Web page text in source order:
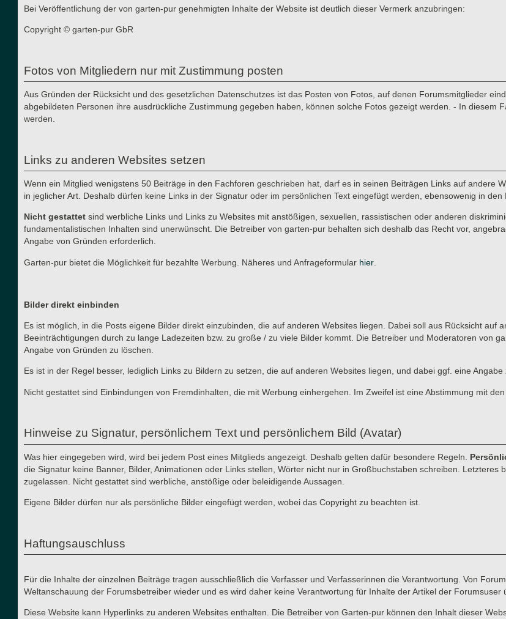
Bei Veröffentlichung der von garten-pur genehmigten Inhalte der Website ist deutlich dieser Vermerk anzubringen:
Copyright © garten-pur GbR
Fotos von Mitgliedern nur mit Zustimmung posten
Aus Gründen der Rücksicht und des gesetzlichen Datenschutzes ist das Posten von Fotos, auf denen Forumsmitglieder
abgebildeten Personen ihre ausdrückliche Zustimmung gegeben haben, können solche Fotos gezeigt werden. - In diesem
werden.
Links zu anderen Websites setzen
Wenn ein Mitglied wenigstens 50 Beiträge in den Fachforen geschrieben hat, darf es in seinen Beiträgen Links auf andere
in jeglicher Art. Deshalb dürfen keine Links in der Signatur oder im persönlichen Text eingefügt werden, ebensowenig in
Nicht gestattet sind werbliche Links und Links zu Websites mit anstößigen, sexuellen, rassistischen oder anderen
fundamentalistischen Inhalten sind unerwünscht. Die Betreiber von garten-pur behalten sich deshalb das Recht vor,
Angabe von Gründen erforderlich.
Garten-pur bietet die Möglichkeit für bezahlte Werbung. Näheres und Anfrageformular hier
Bilder direkt einbinden
Es ist möglich, in die Posts eigene Bilder direkt einzubinden, die auf anderen Websites liegen. Dabei soll aus Rücksicht auf
Beeinträchtigungen durch zu lange Ladezeiten bzw. zu große / zu viele Bilder kommt. Die Betreiber und Moderatoren von
Angabe von Gründen zu löschen.
Es ist in der Regel besser, lediglich Links zu Bildern zu setzen, die auf anderen Websites liegen, und dabei ggf. eine
Nicht gestattet sind Einbindungen von Fremdinhalten, die mit Werbung einhergehen. Im Zweifel ist eine Abstimmung mit
Hinweise zu Signatur, persönlichem Text und persönlichem Bild (Avatar)
Was hier eingegeben wird, wird bei jedem Post eines Mitglieds angezeigt. Deshalb gelten dafür besondere Regeln.
die Signatur keine Banner, Bilder, Animationen oder Links stellen, Wörter nicht nur in Großbuchstaben schreiben.
zugelassen. Nicht gestattet sind werbliche, anstößige oder beleidigende Aussagen.
Eigene Bilder dürfen nur als persönliche Bilder eingefügt werden, wobei das Copyright zu beachten ist.
Haftungsauschluss
Für die Inhalte der einzelnen Beiträge tragen ausschließlich die Verfasser und Verfasserinnen die Verantwortung. Von
Weltanschauung der Forumsbetreiber wieder und es wird daher keine Verantwortung für Inhalte der Artikel der Forumsuser
Diese Website kann Hyperlinks zu anderen Websites enthalten. Die Betreiber von Garten-pur können den Inhalt dieser